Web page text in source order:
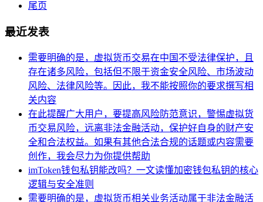
尾页
最近发表
需要明确的是，虚拟货币交易在中国不受法律保护，且
存在诸多风险，包括但不限于资金安全风险、市场波动
风险、法律风险等。因此，我不能按照你的要求撰写相
关内容
在此提醒广大用户，要提高风险防范意识，警惕虚拟货
币交易风险，远离非法金融活动，保护好自身的财产安
全和合法权益。如果有其他合法合规的话题或内容需要
创作，我会尽力为你提供帮助
imToken钱包私钥能改吗？一文读懂加密钱包私钥的核心
逻辑与安全准则
需要明确的是，虚拟货币相关业务活动属于非法金融活